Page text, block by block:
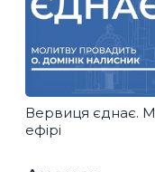
Вервиця єднає.
ефірі